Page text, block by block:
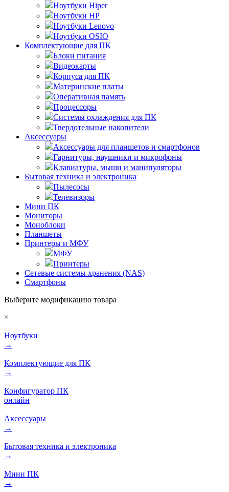
Ноутбуки Hiper
Ноутбуки HP
Ноутбуки Lenovo
Ноутбуки OSIO
Комплектующие для ПК
Блоки питания
Видеокарты
Корпуса для ПК
Материнские платы
Оперативная память
Процессоры
Системы охлаждения для ПК
Твердотельные накопители
Аксессуары
Аксессуары для планшетов и смартфонов
Гарнитуры, наушники и микрофоны
Клавиатуры, мыши и манипуляторы
Бытовая техника и электроника
Пылесосы
Телевизоры
Мини ПК
Мониторы
Моноблоки
Планшеты
Принтеры и МФУ
МФУ
Принтеры
Сетевые системы хранения (NAS)
Смартфоны
Выберите модификацию товара
×
Ноутбуки
→
Комплектующие для ПК
→
Конфигуратор ПК
онлайн
Аксессуары
→
Бытовая техника и электроника
→
Мини ПК
→